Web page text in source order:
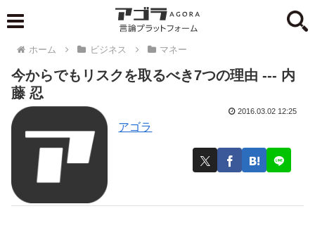
ホーム ビジネス マネー
今からでもリスクを取るべき7つの理由 --- 内
藤 忍
アゴラ
2016.03.02 12:25